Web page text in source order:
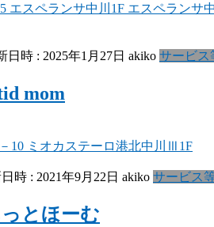
エスペランサ中川1F エスペランサ
日時 : 2025年1月27日 akiko サービス
mom
10 ミオカステーロ港北中川Ⅲ1F
時 : 2021年9月22日 akiko サービス
とほーむ